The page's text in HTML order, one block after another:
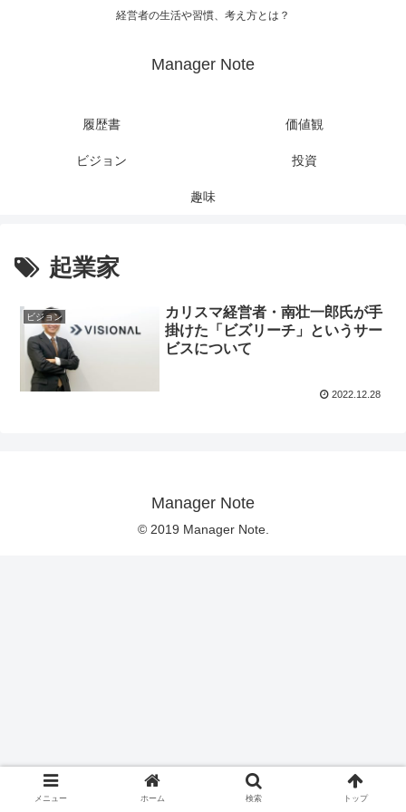
経営者の生活や習慣、考え方とは？
Manager Note
履歴書 価値観
ビジョン 投資
趣味
起業家
ビジョン
カリスマ経営者・南壮一郎氏が手
掛けた「ビズリーチ」というサー
ビスについて
2022.12.28
Manager Note
© 2019 Manager Note.
メニュー ホーム 検索 トップ